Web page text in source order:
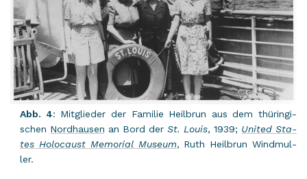
Abb. 4: Mit­glie­der der Fa­mi­lie Heil­brun aus dem thü­rin­gi­
schen Nord­hau­sen an Bord der St. Louis, 1939; United Sta­
tes Ho­lo­caust Me­mo­ri­al Mu­se­um, Ruth Heil­brun Wind­mul­
ler.